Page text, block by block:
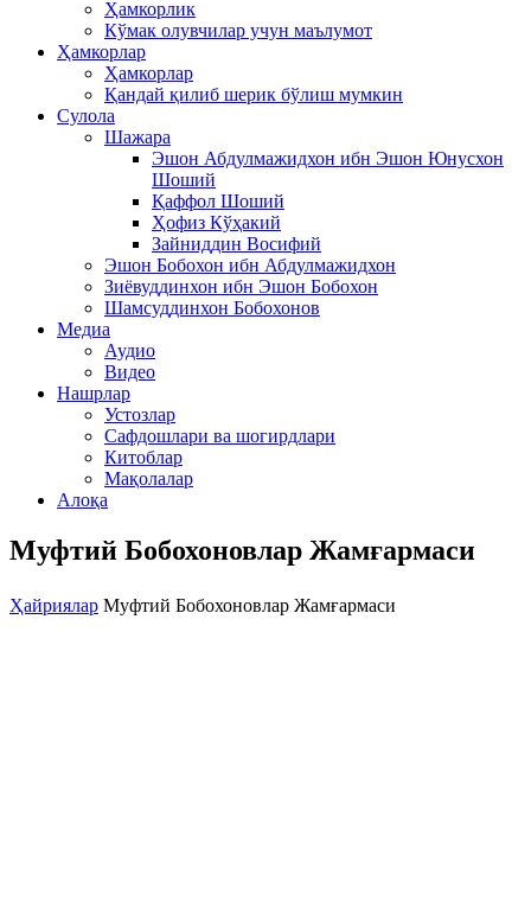
Ҳамкорлик
Кўмак олувчилар учун маълумот
Ҳамкорлар
Ҳамкорлар
Қандай қилиб шерик бўлиш мумкин
Сулола
Шажара
Эшон Абдулмажидхон ибн Эшон Юнусхон
Шоший
Қаффол Шоший
Ҳофиз Кўҳакий
Зайниддин Восифий
Эшон Бобохон ибн Абдулмажидхон
Зиёвуддинхон ибн Эшон Бобохон
Шамсуддинхон Бобохонов
Медиа
Аудио
Видео
Нашрлар
Устозлар
Сафдошлари ва шогирдлари
Китоблар
Мақолалар
Алоқа
Муфтий Бобохоновлар Жамғармаси
Ҳайриялар Муфтий Бобохоновлар Жамғармаси